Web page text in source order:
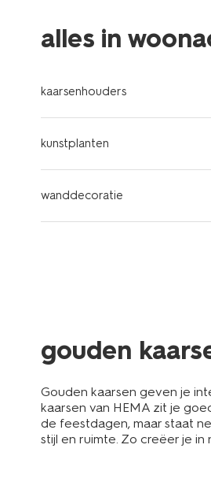
alles in
kaarsenhouders
kunstplanten
wanddecoratie
gouden
Gouden kaarsen geven je
kaarsen van HEMA zit je
de feestdagen, maar staat
stijl en ruimte. Zo creëer je in